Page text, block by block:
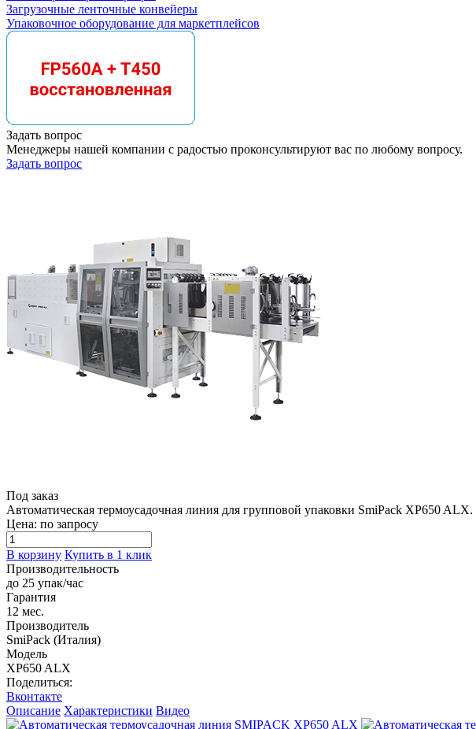
Загрузочные ленточные конвейеры
Упаковочное оборудование для маркетплейсов
Задать вопрос
Менеджеры нашей компании с радостью проконсультируют вас по любому вопросу.
Задать вопрос
Под заказ
Автоматическая термоусадочная линия для групповой упаковки SmiPack XP650 ALX.
Цена: по запросу
В корзину Купить в 1 клик
Производительность
до 25 упак/час
Гарантия
12 мес.
Производитель
SmiPack (Италия)
Модель
XP650 ALX
Поделиться:
Вконтакте
Описание Характеристики Видео